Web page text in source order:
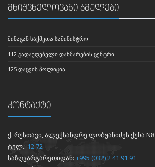
მნიშვნელოვანი ბმულები
ᲨᲘᲜᲐᲒᲐᲜ ᲡᲐᲥᲛᲔᲗᲐ ᲡᲐᲛᲘᲜᲘᲡᲢᲠᲝ
112 ᲒᲐᲓᲐᲣᲓᲔᲑᲔᲚᲘ ᲓᲐᲮᲛᲐᲠᲔᲑᲘᲡ ᲪᲔᲜᲢᲠᲘ
125 ᲓᲐᲪᲕᲘᲡ ᲞᲝᲚᲘᲪᲘᲐ
კონტაქტი
ქ. რუსთავი, ალექსანდრე ლობჟანიძეს ქუჩა N8
ტელ.: 12 72
საზღვარგარეთიდან: +995 (032) 2 41 91 91